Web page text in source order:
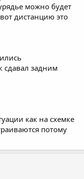
можно будет
дистанцию это
сдавал задним
как на схемке
потому